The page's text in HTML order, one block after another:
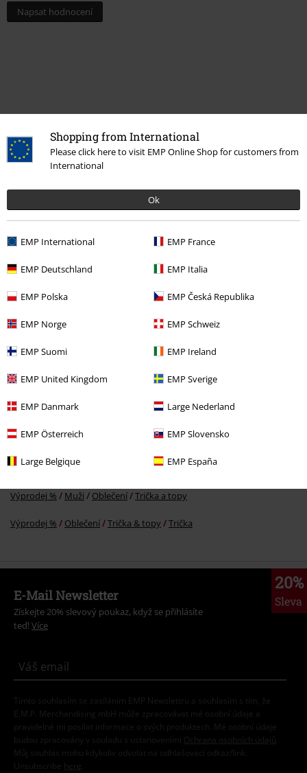
Shopping from International
Please click here to visit EMP Online Shop for customers from
International
Ok
EMP International EMP France
EMP Deutschland EMP Italia
EMP Polska EMP Česká Republika
EMP Norge EMP Schweiz
EMP Suomi EMP Ireland
EMP United Kingdom EMP Sverige
EMP Danmark Large Nederland
EMP Österreich EMP Slovensko
Large Belgique EMP España
Napsat hodnocení
Oblečení & doplňky
Oblečení Trička a topy
Témata Černé oblečení černé trička
Výprodej % Muži Oblečení Trička a topy
Výprodej % Oblečení Trička & topy Trička
20%
Sleva
E-Mail Newsletter
Získejte 20% slevový poukaz, když se přihlásíte
teď! Více
Tímto souhlasím se zasíláním EMP Newslettru a souhlasím s tím, že
E.M.P. Merchandising mbH může zpracovávat mé osobní údaje a
pravidelně mi posílat informace o svých produktech. Mé osobní údaje
budou zpracovány v souladu s ustanoveními
Ochrana osobních údajů
Můj souhlas mohu kdykoliv odvolat na odhlašovací odkaz/link.
Unsubscribe here